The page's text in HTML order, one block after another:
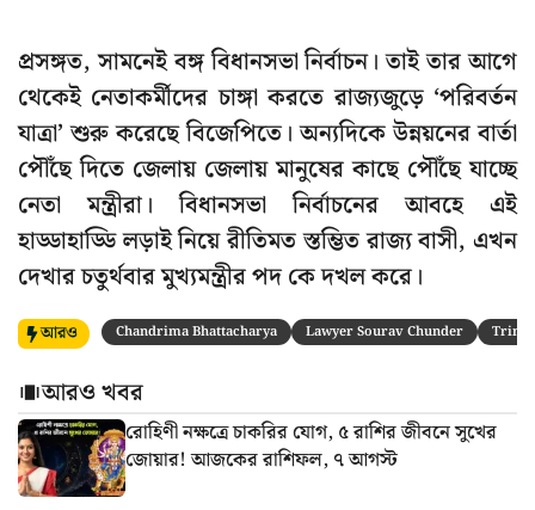
প্রসঙ্গত, সামনেই বঙ্গ বিধানসভা নির্বাচন। তাই তার আগে
থেকেই নেতাকর্মীদের চাঙ্গা করতে রাজ্যজুড়ে ‘পরিবর্তন
যাত্রা’ শুরু করেছে বিজেপিতে। অন্যদিকে উন্নয়নের বার্তা
পৌঁছে দিতে জেলায় জেলায় মানুষের কাছে পৌঁছে যাচ্ছে
নেতা মন্ত্রীরা। বিধানসভা নির্বাচনের আবহে এই
হাড্ডাহাড্ডি লড়াই নিয়ে রীতিমত স্তম্ভিত রাজ্য বাসী, এখন
দেখার চতুর্থবার মুখ্যমন্ত্রীর পদ কে দখল করে।
আরও Chandrima Bhattacharya Lawyer Sourav Chunder
আরও খবর
রোহিণী নক্ষত্রে চাকরির যোগ, ৫ রাশির জীবনে সুখের
জোয়ার! আজকের রাশিফল, ৭ আগস্ট